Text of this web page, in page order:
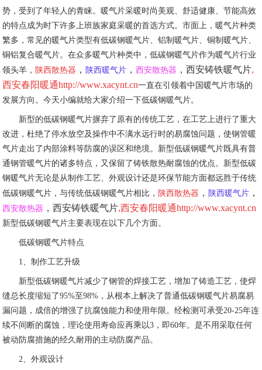
势，受到了年轻人的青睐。暖气片采暖时尚美观、舒适健康、节能高效
的特点成为时下许多上班族家庭采暖的首选方式。市面上，暖气片种类
繁多，常见的暖气片类型有低碳钢暖气片、铝制暖气片、铜制暖气片、
铜铝复合暖气片。在众多暖气片种类中，低碳钢暖气片作为暖气片行业
领头羊， 陕西散热器 ，陕西暖气片 ，西安散热器 ，西安铸铁暖气片,
西安春阳暖通http://www.xacynt.cn一直在引领着中国暖气片市场的
发展方向。今天小编就给大家介绍一下低碳钢暖气片。
新型的低碳钢暖气片摒弃了原有的传统工艺，在工艺上进行了重大
改进，杜绝了停水放空及操作中不满水远行时的易腐蚀问题，使钢管暖
气片走出了内部涂料等防腐的误区和绝境。新型低碳钢暖气片既具有普
通钢管暖气片的诸多特点，又保留了铸铁散热耐腐蚀的优点。新型低碳
钢暖气片无论是从制作工艺、外观设计还是环保节能方面都远胜于传统
低碳钢暖气片，与传统低碳钢暖气片相比， 陕西散热器 ，陕西暖气片 ，
西安散热器 ，西安铸铁暖气片,西安春阳暖通http://www.xacynt.cn
新型低碳钢暖气片主要表现在以下几个方面。
低碳钢暖气片特点
1、制作工艺升级
新型低碳钢暖气片减少了钢管的焊接工艺，增加了铸造工艺，使焊
缝总长度缩短了95%至98%，从根本上解决了普通低碳钢暖气片易腐易
漏问题，成倍的增强了抗腐蚀能力和使用年限。经检测可承受20-25年连
续不间断的腐蚀，理论使用寿命应再乘以3，即60年。是不用采取任何
被动防腐措施的经久耐用的主动防腐产品。
2、外观设计